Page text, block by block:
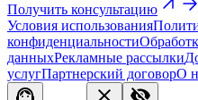
Получить консультацию
Условия использования
конфиденциальности
данныхРекламные рассылки
услугПартнерский договорО